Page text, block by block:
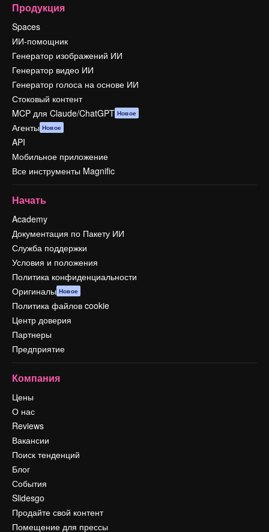
Продукция
Spaces
ИИ-помощник
Генератор изображений ИИ
Генератор видео ИИ
Генератор голоса на основе ИИ
Стоковый контент
MCP для Claude/ChatGPT Новое
Агенты Новое
API
Мобильное приложение
Все инструменты Magnific
Начать
Academy
Документация по Пакету ИИ
Служба поддержки
Условия и положения
Политика конфиденциальности
Оригиналы Новое
Политика файлов cookie
Центр доверия
Партнеры
Предприятие
Компания
Цены
О нас
Reviews
Вакансии
Поиск тенденций
Блог
События
Slidesgo
Продайте свой контент
Помещение для прессы